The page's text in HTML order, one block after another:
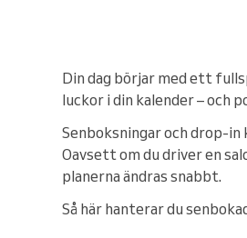
Din dag börjar med ett
luckor i din kalender – och
Senboksningar och drop-
Oavsett om du driver en
planerna ändras snabbt.
Så här hanterar du